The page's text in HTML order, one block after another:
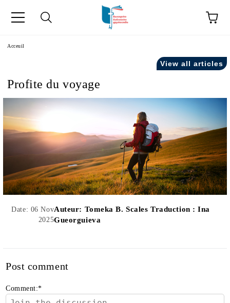
като "Équipe".
in French.
Acceuil
View all articles
Profite du voyage
Date: 06 Nov
2025
Auteur: Tomeka B. Scales Traduction : Ina
Gueorguieva
Post comment
Comment:*